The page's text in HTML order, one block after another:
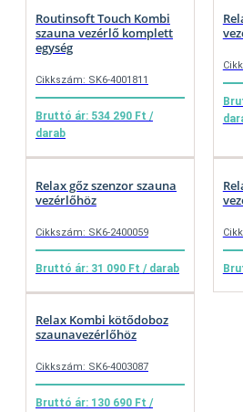
Routinsoft Touch Kombi
szauna vezérlő komplett
egység
Cikkszám: SK6-4001811
Bruttó ár: 534 290 Ft /
darab
Relax gőz szenzor szauna
vezérlőhöz
Cikkszám: SK6-2400059
Bruttó ár: 31 090 Ft / darab
Relax Kombi kötődoboz
szaunavezérlőhöz
Cikkszám: SK6-4003087
Bruttó ár: 130 690 Ft /